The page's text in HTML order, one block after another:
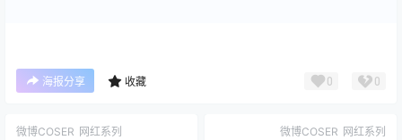
海报分享 收藏 0 0
微博COSER 网红系列 微博COSER 网红系列